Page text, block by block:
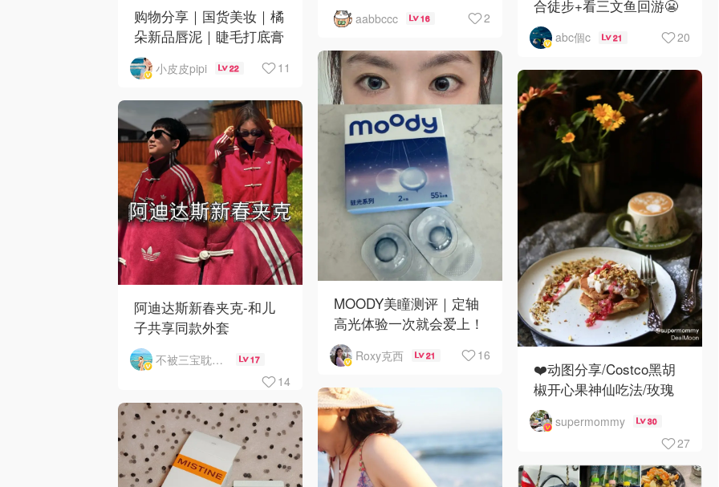
购物分享｜国货美妆｜橘
朵新品唇泥｜睫毛打底膏
｜日韩小物｜眼线笔｜美
甲DIY💅
小皮皮pipi 22 11
aabbccc 16 2
合徒步+看三文鱼回游😬
abc個c 21 20
MOODY美瞳测评｜定轴
高光体验一次就会爱上！
Roxy克西 21 16
❤️动图分享/Costco黑胡
椒开心果神仙吃法/玫瑰
全蛋松饼配黑胡椒开心果
碎太惊艳😍
supermommy 30
27
阿迪达斯新春夹克-和儿
子共享同款外套
不被三宝耽误的妈 17
14